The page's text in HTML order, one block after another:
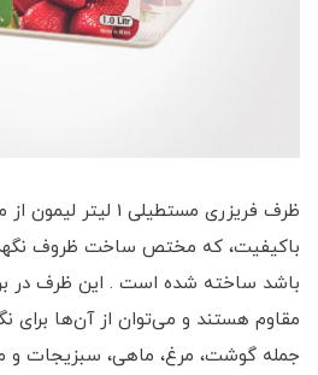
ظرف فریزری مستطیلی 1
باکیفیت، که مختص ساخت ظروف
باشد ساخته شده‌ است . این ظرف در
مقاوم هستند و می‌توان از آن‌ها برای
جمله گوشت، مرغ، ماهی، سبزیجات و